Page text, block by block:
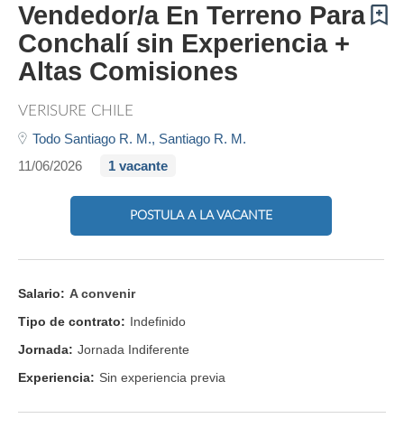
Vendedor/a En Terreno Para
Conchalí sin Experiencia +
Altas Comisiones
VERISURE CHILE
Todo Santiago R. M., Santiago R. M.
11/06/2026
1 vacante
POSTULA A LA VACANTE
Salario: A convenir
Tipo de contrato: Indefinido
Jornada: Jornada Indiferente
Experiencia: Sin experiencia previa